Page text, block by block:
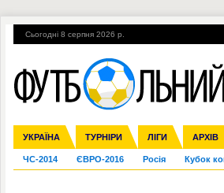
Сьогодні 8 серпня 2026 р.
УКРАЇНА ТУРНІРИ ЛІГИ АРХІВ
Збірна Прем'єр-ліга Перша ліга
Ліга чемпіонів Ліга Європи Міжнародні
Англія Іспанія Італія Німеччина
ЧС-2014 ЄВРО-2016 Росія Кубок
Гарячі теми УПЛ, 2-й тур ВІЙНА